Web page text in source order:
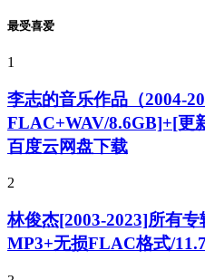
最受喜爱
1
李志的音乐作品（2004-
FLAC+WAV/8.6GB]+[更
百度云网盘下载
2
林俊杰[2003-2023]所有
MP3+无损FLAC格式/